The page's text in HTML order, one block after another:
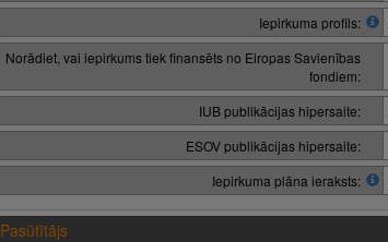
Iepirkuma profils:
Norādiet, vai iepirkums tiek finansēts no Eiropas Savienības
fondiem:
IUB publikācijas hipersaite:
ESOV publikācijas hipersaite:
Iepirkuma plāna ieraksts:
Pasūtītājs